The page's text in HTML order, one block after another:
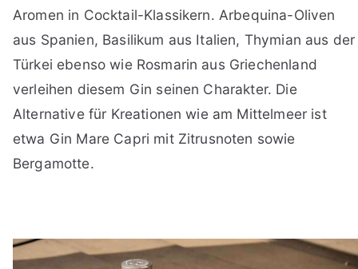
Aromen in Cocktail-Klassikern. Arbequina-Oliven
aus Spanien, Basilikum aus Italien, Thymian aus der
Türkei ebenso wie Rosmarin aus Griechenland
verleihen diesem Gin seinen Charakter. Die
Alternative für Kreationen wie am Mittelmeer ist
etwa Gin Mare Capri mit Zitrusnoten sowie
Bergamotte.